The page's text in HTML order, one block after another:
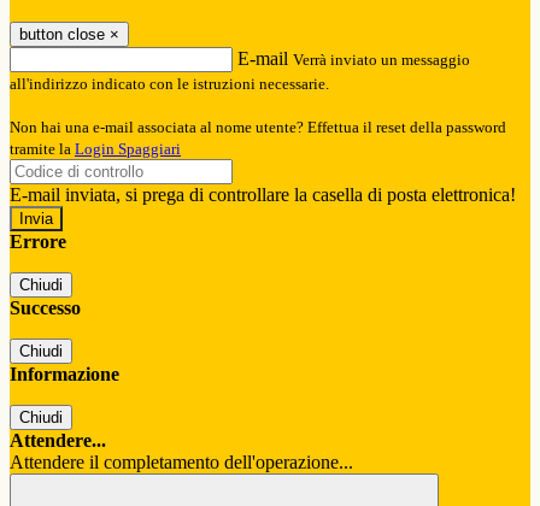
button close ×
E-mail Verrà inviato un messaggio
all'indirizzo indicato con le istruzioni necessarie.
Non hai una e-mail associata al nome utente? Effettua il reset della password
tramite la Login Spaggiari
E-mail inviata, si prega di controllare la casella di posta elettronica!
Errore
Chiudi
Successo
Chiudi
Informazione
Chiudi
Attendere...
Attendere il completamento dell'operazione...